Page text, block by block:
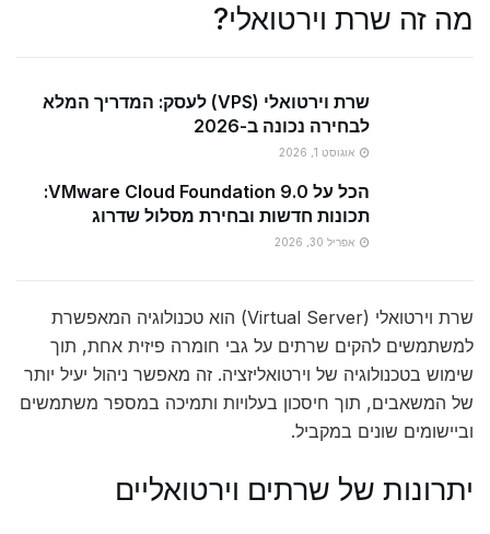
מה זה שרת וירטואלי?
שרת וירטואלי (VPS) לעסק: המדריך המלא
לבחירה נכונה ב-2026
אוגוסט 1, 2026
הכל על VMware Cloud Foundation 9.0:
תכונות חדשות ובחירת מסלול שדרוג
אפריל 30, 2026
שרת וירטואלי (Virtual Server) הוא טכנולוגיה המאפשרת
למשתמשים להקים שרתים על גבי חומרה פיזית אחת, תוך
שימוש בטכנולוגיה של וירטואליזציה. זה מאפשר ניהול יעיל יותר
של המשאבים, תוך חיסכון בעלויות ותמיכה במספר משתמשים
וביישומים שונים במקביל.
יתרונות של שרתים וירטואליים